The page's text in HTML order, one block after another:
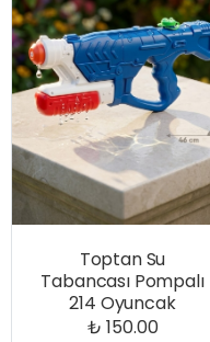
Toptan Su
Tabancası Pompalı
214 Oyuncak
₺ 150.00